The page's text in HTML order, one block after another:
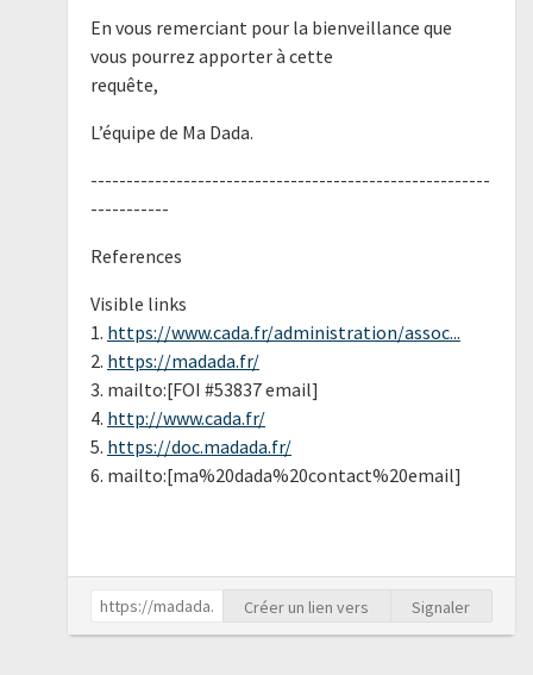
En vous remerciant pour la bienveillance que
vous pourrez apporter à cette
requête,
L’équipe de Ma Dada.
--------------------------------------------------------
-----------
References
Visible links
1. https://www.cada.fr/administration/assoc...
2. https://madada.fr/
3. mailto:[FOI #53837 email]
4. http://www.cada.fr/
5. https://doc.madada.fr/
6. mailto:[ma%20dada%20contact%20email]
Créer un lien vers Signaler